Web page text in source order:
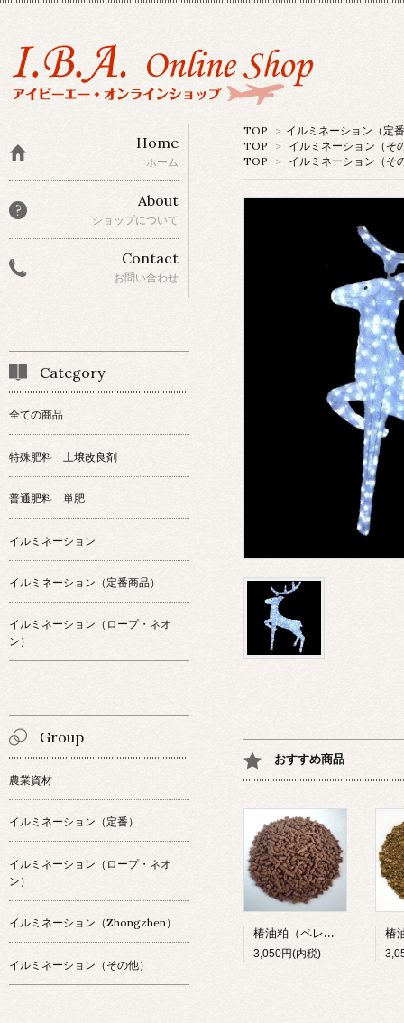
TOP > イルミネーション（定
TOP
> イルミネーション（そ
TOP
> イルミネーション（そ
おすすめ商品
椿油粕（ペレット）20kg
3,050円(内税)
Home
ホーム
About
ショップについて
Contact
お問い合わせ
Category
全ての商品
特殊肥料 土壌改良剤
普通肥料 単肥
イルミネーション
イルミネーション（定番商品）
イルミネーション（ロープ・ネオ
ン）
Group
農業資材
イルミネーション（定番）
イルミネーション（ロープ・ネオ
ン）
イルミネーション（Zhongzhen）
イルミネーション（その他）